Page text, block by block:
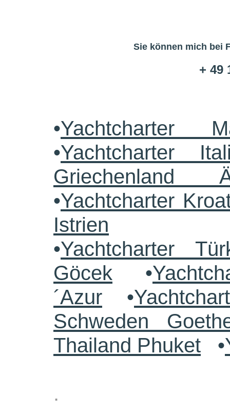
Sie können mich bei
+ 49
•Yachtcharter
•Yachtcharter
Griechenland
•Yachtcharter
Istrien
•Yachtcharter
Göcek •
´Azur •
Schweden
Thailand Phuket •
.